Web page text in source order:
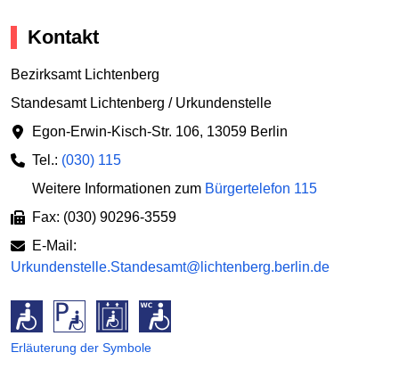
Kontakt
Bezirksamt Lichtenberg
Standesamt Lichtenberg / Urkundenstelle
Egon-Erwin-Kisch-Str. 106, 13059 Berlin
Tel.: (030) 115
Weitere Informationen zum Bürgertelefon 115
Fax: (030) 90296-3559
E-Mail:
Urkundenstelle.Standesamt@lichtenberg.berlin.de
Erläuterung der Symbole